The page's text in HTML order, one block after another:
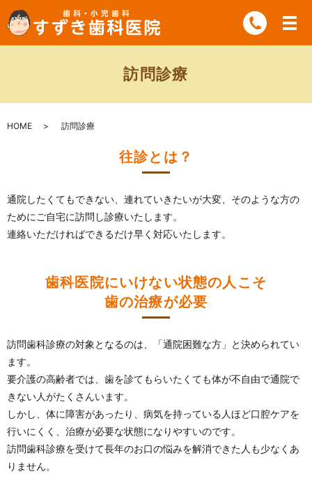
訪問診療
HOME 訪問診療
往診とは？
通院したくてもできない、連れていきたいが大変、そのような方の
ためにご自宅に訪問し診療いたします。
連絡いただければできるだけ早く対応いたします。
歯科医院にいけない状態の人こそ
歯の治療が必要
訪問歯科診療の対象となるのは、「通院困難な方」と決められてい
ます。
要介護の高齢者では、歯を診てもらいたくても体が不自由で通院で
きない人がたくさんいます。
しかし、体に障害があったり、病気を持っている人ほど口腔ケアを
行いにくく、治療が必要な状態になりやすいのです。
訪問歯科診療を受けて長年のお口の悩みを解消できた人も少なくあ
りません。